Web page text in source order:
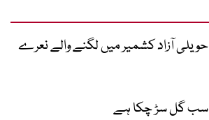
حویلی آزاد کشمیر میں لگنے والے نعرے
سب گل سڑ چکا ہے